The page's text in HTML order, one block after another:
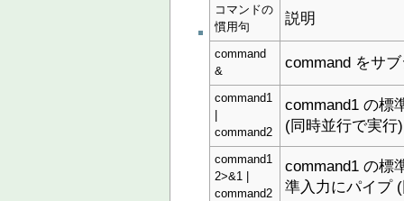
コマンドの
慣用句
説明
command
&
command をサ
command1
command2
command1 の標
(同時並行で実行)
command1
2>&1 |
command2
command1 の標
準入力にパイプ